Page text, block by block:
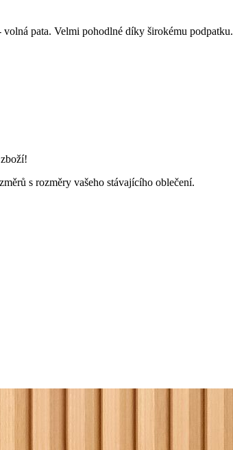
pata. Velmi pohodlné díky širokému podpatku.
s rozměry vašeho stávajícího oblečení.